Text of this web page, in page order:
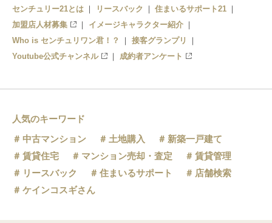
センチュリー21とは
リースバック
住まいるサポート21
加盟店人材募集
イメージキャラクター紹介
Who is センチュリワン君！？
接客グランプリ
Youtube公式チャンネル
成約者アンケート
人気のキーワード
中古マンション
土地購入
新築一戸建て
賃貸住宅
マンション売却・査定
賃貸管理
リースバック
住まいるサポート
店舗検索
ケインコスギさん